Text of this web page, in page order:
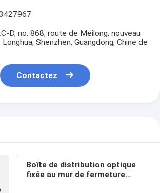
D, no. 868, route de Meilong, nouveau
Shenzhen, Guangdong, Chine de
Contactez
Boîte de distribution optique
fixée au mur de fermeture